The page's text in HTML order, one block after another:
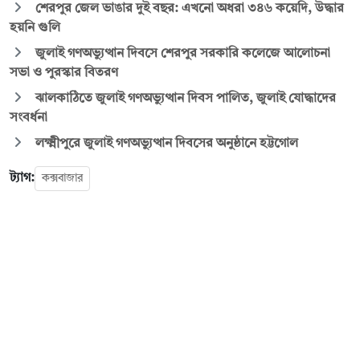
শেরপুর জেল ভাঙার দুই বছর: এখনো অধরা ৩৪৬ কয়েদি, উদ্ধার
হয়নি গুলি
জুলাই গণঅভ্যুত্থান দিবসে শেরপুর সরকারি কলেজে আলোচনা
সভা ও পুরস্কার বিতরণ
ঝালকাঠিতে জুলাই গণঅভ্যুত্থান দিবস পালিত, জুলাই যোদ্ধাদের
সংবর্ধনা
লক্ষ্মীপুরে জুলাই গণঅভ্যুত্থান দিবসের অনুষ্ঠানে হট্টগোল
ট্যাগ: কক্সবাজার